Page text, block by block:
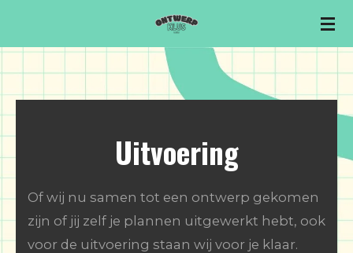
hoofdinhoud
Uitvoering
Of wij nu samen tot een ontwerp gekomen
zijn of jij zelf je plannen uitgewerkt hebt, ook
voor de uitvoering staan wij voor je klaar.